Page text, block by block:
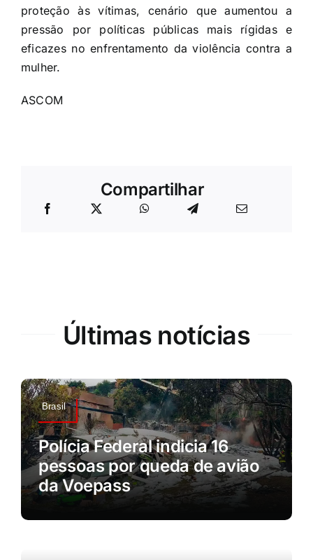
proteção às vítimas, cenário que aumentou a
pressão por políticas públicas mais rígidas e
eficazes no enfrentamento da violência contra a
mulher.
ASCOM
Compartilhar
Últimas notícias
Brasil
Polícia Federal indicia 16
pessoas por queda de avião
da Voepass